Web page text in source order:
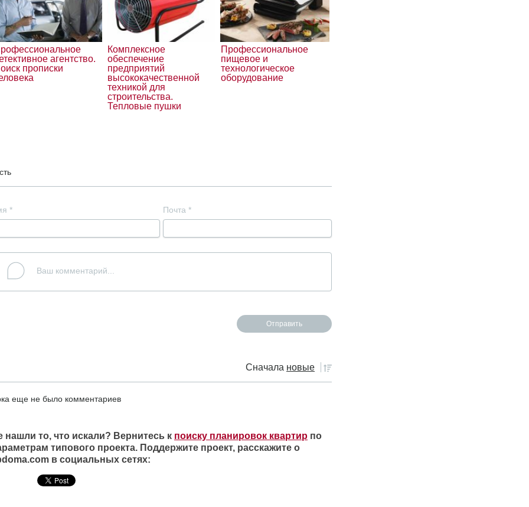
агентство.
прописки
Комплексное
обеспечение
предприятий
высококачественной
техникой для
строительства.
Тепловые пушки
Профессиональное
пищевое и
технологическое
оборудование
* Почта *
Сначала новые
еще не было комментариев
нашли то, что искали? Вернитесь к поиску планировок квартир по
типового проекта. Поддержите проект, расскажите о
в социальных сетях: